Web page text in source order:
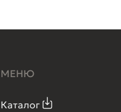
МЕНЮ
Каталог